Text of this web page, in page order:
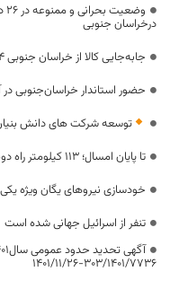
درخراسان جنوبی
جابه‌جایی کالا از خراسان جنوبی ۱۴ درصد افزایش یافت
حضور استاندار خراسان‌جنوبی در
توسعه شرکت های دانش
تا پایان امسال؛ ۱۱۳ کیلومتر راه دوبانده در خراسان جنوبی بهره‌برداری می‌شود
خودسازی نیروهای یگان ویژه
تنفر از اسرائیل جهانی شده است
7736‏‏/1401‏‏/303‏‏-26‏/11‏/1401